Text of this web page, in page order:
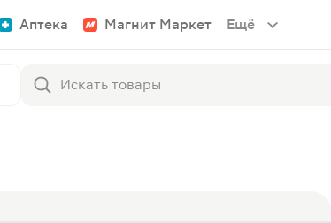
Аптека Магнит Маркет Ещё